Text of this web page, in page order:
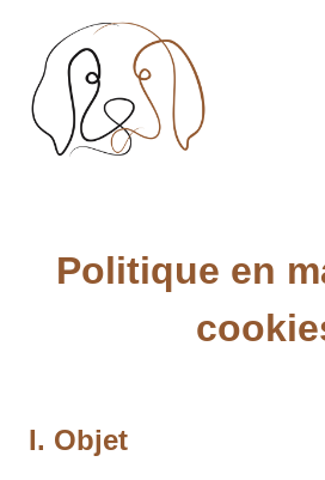
contenu
Politique en
I. Objet